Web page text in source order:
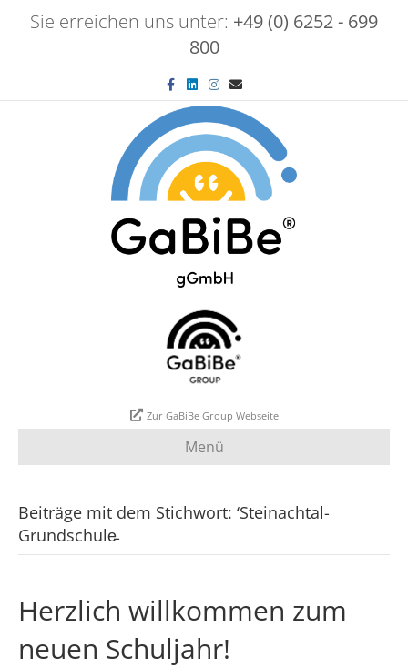
Sie erreichen uns unter: +49 (0) 6252 - 699
800
FacebookLinkedinInstagram
Email
Zur GaBiBe Group Webseite
Menü
Beiträge mit dem Stichwort: ‘Steinachtal-
Grundschule̵
Herzlich willkommen zum
neuen Schuljahr!